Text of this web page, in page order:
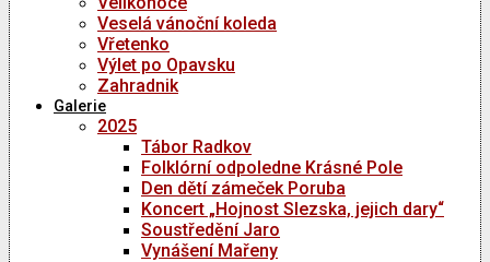
Veselá vánoční koleda
Vřetenko
Výlet po Opavsku
Zahradnik
Galerie
2025
Tábor Radkov
Folklórní odpoledne Krásné Pole
Den dětí zámeček Poruba
Koncert „Hojnost Slezska, jejich dary“
Soustředění Jaro
Vynášení Mařeny